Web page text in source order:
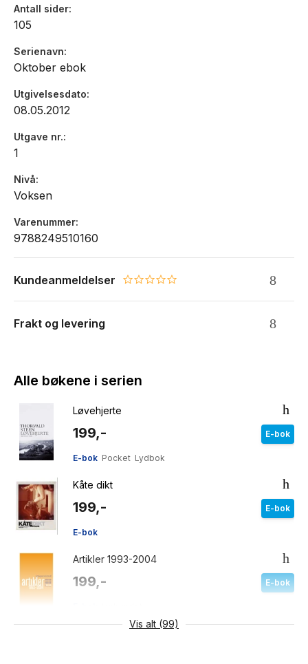
Antall sider
105
Serienavn
Oktober ebok
Utgivelsesdato
08.05.2012
Utgave nr.
1
Nivå
Voksen
Varenummer
9788249510160
Kundeanmeldelser 0.0 star rating
Frakt og levering
Alle bøkene i serien
Løvehjerte
199,- E-bok
E-bok Pocket Lydbok
Kåte dikt
199,- E-bok
E-bok
Artikler 1993-2004
199,- E-bok
Vis alt (99)